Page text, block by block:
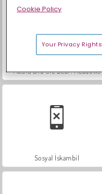
Masha and the Bear: Meadows
Sosyal İskambil
Cookie Policy
Your Privacy Rights